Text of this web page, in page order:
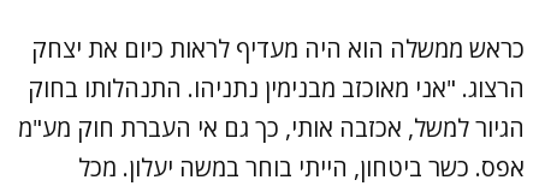
כראש ממשלה הוא היה מעדיף לראות כיום את יצחק
הרצוג. "אני מאוכזב מבנימין נתניהו. התנהלותו בחוק
הגיור למשל, אכזבה אותי, כך גם אי העברת חוק מע"מ
אפס. כשר ביטחון, הייתי בוחר במשה יעלון. מכל